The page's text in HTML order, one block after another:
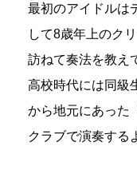
最初のアイドルは
して8歳年上のク
訪ねて奏法を教え
高校時代には同級
から地元にあった
クラブで演奏する